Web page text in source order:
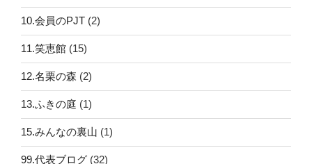
10.会員のPJT (2)
11.笑恵館 (15)
12.名栗の森 (2)
13.ふきの庭 (1)
15.みんなの裏山 (1)
99.代表ブログ (32)